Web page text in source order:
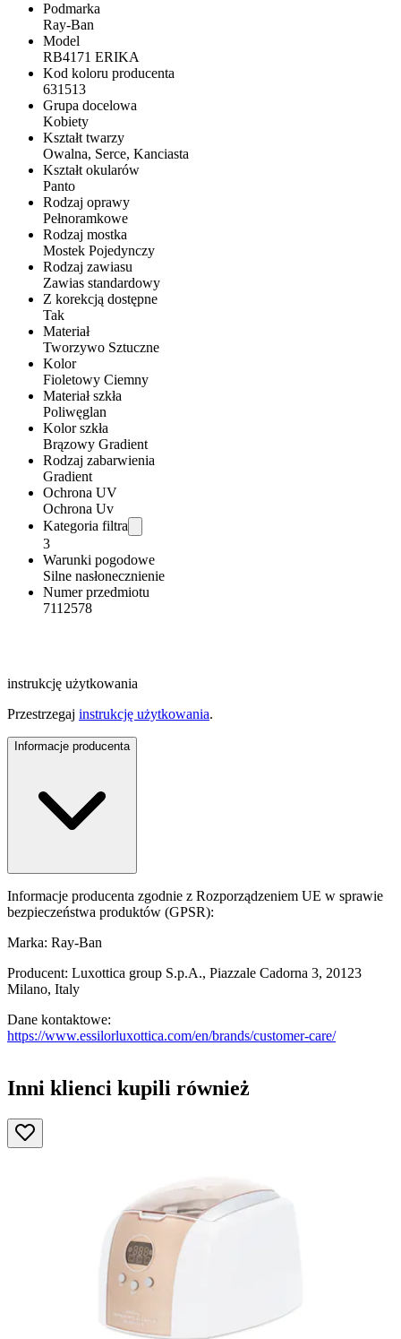
Podmarka
Ray-Ban
Model
RB4171 ERIKA
Kod koloru producenta
631513
Grupa docelowa
Kobiety
Kształt twarzy
Owalna, Serce, Kanciasta
Kształt okularów
Panto
Rodzaj oprawy
Pełnoramkowe
Rodzaj mostka
Mostek Pojedynczy
Rodzaj zawiasu
Zawias standardowy
Z korekcją dostępne
Tak
Materiał
Tworzywo Sztuczne
Kolor
Fioletowy Ciemny
Materiał szkła
Poliwęglan
Kolor szkła
Brązowy Gradient
Rodzaj zabarwienia
Gradient
Ochrona UV
Ochrona Uv
Kategoria filtra
3
Warunki pogodowe
Silne nasłonecznienie
Numer przedmiotu
7112578
instrukcję użytkowania
Przestrzegaj instrukcję użytkowania.
Informacje producenta
Informacje producenta zgodnie z Rozporządzeniem UE w sprawie
bezpieczeństwa produktów (GPSR):
Marka: Ray-Ban
Producent: Luxottica group S.p.A., Piazzale Cadorna 3, 20123
Milano, Italy
Dane kontaktowe:
https://www.essilorluxottica.com/en/brands/customer-care/
Inni klienci kupili również